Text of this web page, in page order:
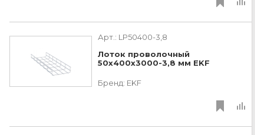
Арт.: LP50400-3,8
Лоток проволочный
50х400х3000-3,8 мм EKF
Бренд: EKF